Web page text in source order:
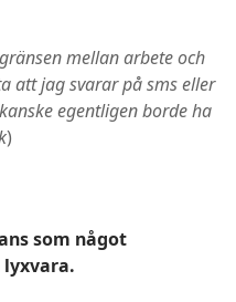
mellan arbete och
att jag svarar på sms eller
egentligen borde ha
)
som något